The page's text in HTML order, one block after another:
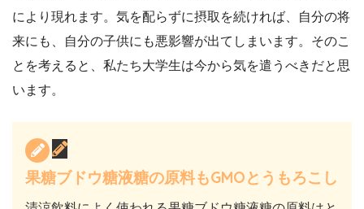
により現れます。気を配らずに摂取を続ければ、自分の将
来にも、自分の子供にも悪影響が出てしまいます。そのこ
とを考えると、私たち大学生は今から気を遣うべきだと思
います。
果糖ブドウ糖液糖の原料もGMOとうもろこし